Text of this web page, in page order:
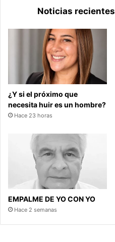
Noticias recientes
¿Y si el próximo que
necesita huir es un hombre?
Hace 23 horas
EMPALME DE YO CON YO
Hace 2 semanas